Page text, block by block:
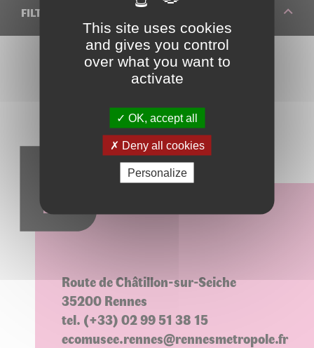
Identifier un fruit
FILTRER VOTRE RECHERCHE
Route de Châtillon-sur-Seiche
35200 Rennes
tel. (+33) 02 99 51 38 15
ecomusee.rennes@rennesmetropole.fr
This site uses cookies
and gives you control
over what you want to
activate
OK, accept all
Deny all cookies
Personalize